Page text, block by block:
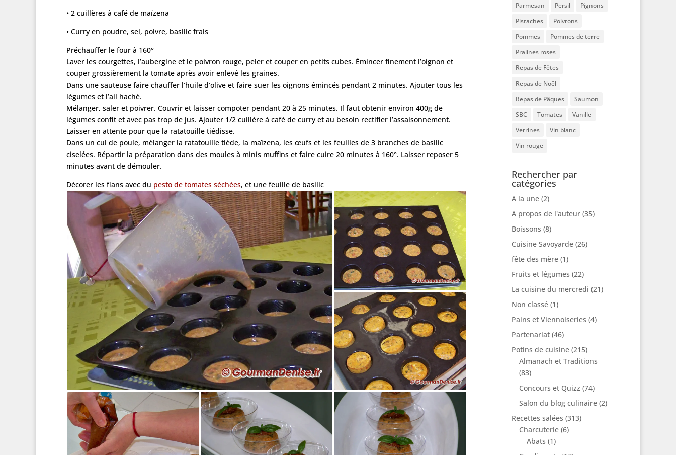
• 2 cuillères à café de maïzena
• Curry en poudre, sel, poivre, basilic frais
Préchauffer le four à 160°
Laver les courgettes, l’aubergine et le poivron rouge, peler et couper en petits cubes. Émincer finement l’oignon et
couper grossièrement la tomate après avoir enlevé les graines.
Dans une sauteuse faire chauffer l’huile d’olive et faire suer les oignons émincés pendant 2 minutes. Ajouter tous les
légumes et l’ail haché.
Mélanger, saler et poivrer. Couvrir et laisser compoter pendant 20 à 25 minutes. Il faut obtenir environ 400g de
légumes confit et avec pas trop de jus. Ajouter 1/2 cuillère à café de curry et au besoin rectifier l’assaisonnement.
Laisser en attente pour que la ratatouille tiédisse.
Dans un cul de poule, mélanger la ratatouille tiède, la maïzena, les œufs et les feuilles de 3 branches de basilic
ciselées. Répartir la préparation dans des moules à minis muffins et faire cuire 20 minutes à 160°. Laisser reposer 5
minutes avant de démouler.
Décorer les flans avec du pesto de tomates séchées, et une feuille de basilic
Parmesan
Persil
Pignons
Pistaches
Poivrons
Pommes
Pommes de terre
Pralines roses
Repas de Fêtes
Repas de Noël
Repas de Pâques
Saumon
SBC
Tomates
Vanille
Verrines
Vin blanc
Vin rouge
Rechercher par
catégories
A la une(2)
A propos de l'auteur(35)
Boissons (8)
Cuisine Savoyarde(26)
fête des mère(1)
Fruits et légumes (22)
La cuisine du mercredi (21)
Non classé(1)
Pains et Viennoiseries (4)
Partenariat(46)
Potins de cuisine(215)
Almanach et Traditions
(83)
Concours et Quizz (74)
Salon du blog culinaire(2)
Recettes salées (313)
Charcuterie(6)
Abats (1)